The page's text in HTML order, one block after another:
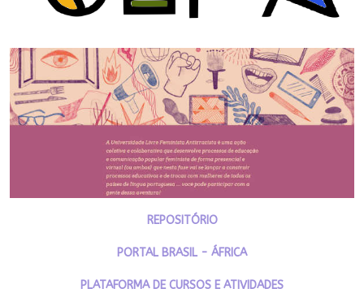
REPOSITÓRIO
PORTAL BRASIL - ÁFRICA
PLATAFORMA DE CURSOS E ATIVIDADES